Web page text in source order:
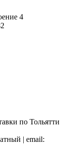
4
по Тольятти
| email: